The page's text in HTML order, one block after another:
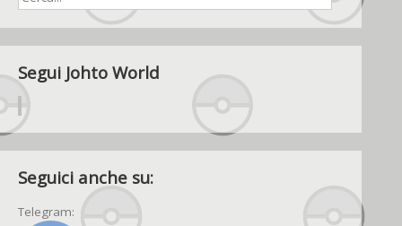
Segui Johto World
Seguici anche su:
Telegram: